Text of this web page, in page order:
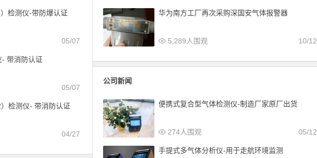
检测仪-带防爆认证
05/07
- 带消防认证
05/07
检测仪- 带消防认证
04/27
华为南方工厂再次采购深国安气体报警器
10/12
5,289人围观
公司新闻
便携式复合型气体检测仪-制造厂家原厂出货
05/12
274人围观
手提式多气体分析仪-用于走航环境监测